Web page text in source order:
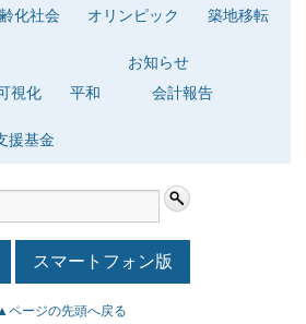
化社会 オリンピック 築地移転
視化 平和
お知らせ
会計報告
援基金
スマートフォン版
▲ページの先頭へ戻る